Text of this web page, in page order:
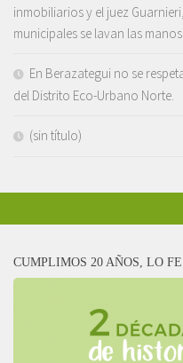
inmobiliarios y el juez
municipales se lavan las manos.
En Berazategui no se
del Distrito Eco-Urbano Norte.
(sin título)
CUMPLIMOS 20 AÑOS, LO